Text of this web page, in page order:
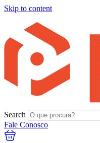
Skip to content
Search
Fale Conosco